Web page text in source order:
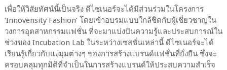
เพื่อให้วิสัยทัศน์นี้เป็นจริง ดีไซเนอร์จะได้มีส่วนร่วมในโครงการ
‘Innovensity Fashion’ โดยเข้าอบรมแบบใกล้ชิดกับผู้เชี่ยวชาญใน
วงการอุตสาหกรรมแฟชั่น ที่จะมาแบ่งปันความรู้และประสบการณ์ใน
ช่วงของ Incubation Lab ในระหว่างเซสชั่นเหล่านี้ ดีไซเนอร์จะได้
เรียนรู้เกี่ยวกับแง่มุมต่างๆ ของการสร้างแบรนด์แฟชั่นที่ยั่งยืน ซึ่งจะ
ครอบคลุมทุกมิติที่จำเป็นในการสร้างแบรนด์ให้ประสบความสำเร็จ